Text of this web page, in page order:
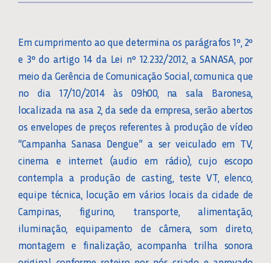
Em cumprimento ao que determina os parágrafos 1º, 2º
e 3º do artigo 14 da Lei nº 12.232/2012, a SANASA, por
meio da Gerência de Comunicação Social, comunica que
no dia 17/10/2014 às 09h00, na sala Baronesa,
localizada na asa 2, da sede da empresa, serão abertos
os envelopes de preços referentes à produção de vídeo
“Campanha Sanasa Dengue” a ser veiculado em TV,
cinema e internet (audio em rádio), cujo escopo
contempla a produção de casting, teste VT, elenco,
equipe técnica, locução em vários locais da cidade de
Campinas, figurino, transporte, alimentação,
iluminação, equipamento de câmera, som direto,
montagem e finalização, acompanha trilha sonora